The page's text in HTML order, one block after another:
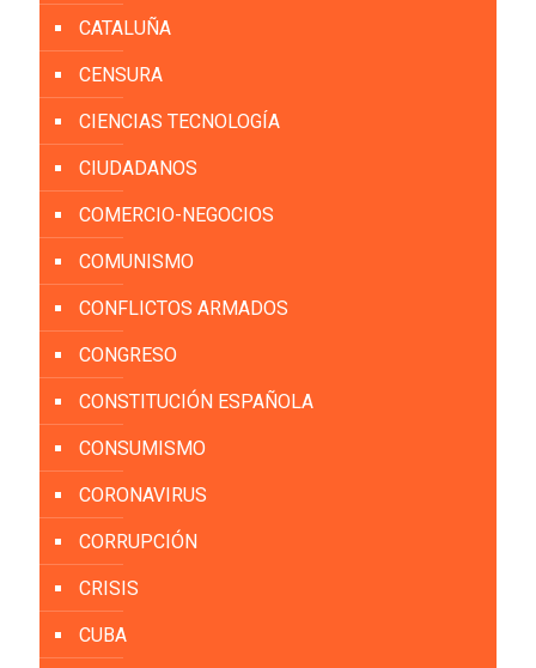
CATALUÑA
CENSURA
CIENCIAS TECNOLOGÍA
CIUDADANOS
COMERCIO-NEGOCIOS
COMUNISMO
CONFLICTOS ARMADOS
CONGRESO
CONSTITUCIÓN ESPAÑOLA
CONSUMISMO
CORONAVIRUS
CORRUPCIÓN
CRISIS
CUBA